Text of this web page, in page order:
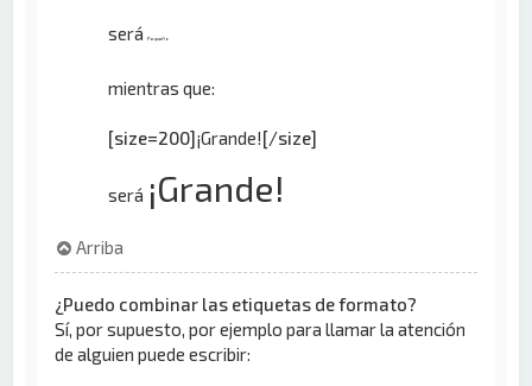
seráPequeño
mientras que:
[size=200]¡Grande![/size]
será ¡Grande!
Arriba
¿Puedo combinar las etiquetas de formato?
Sí, por supuesto, por ejemplo para llamar la atención
de alguien puede escribir: